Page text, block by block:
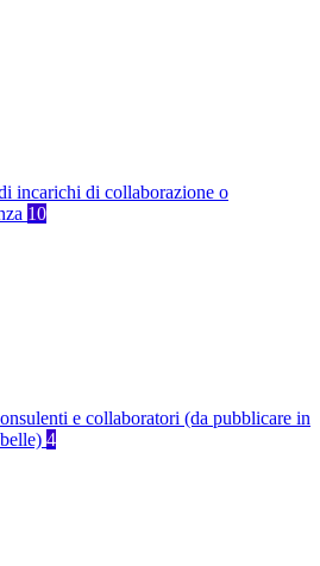
incarichi di collaborazione o
10
e collaboratori (da pubblicare in
4